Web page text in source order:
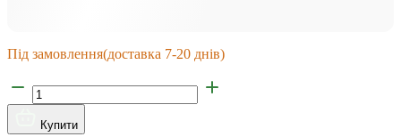
Під замовлення(доставка 7-20 днів)
Купити